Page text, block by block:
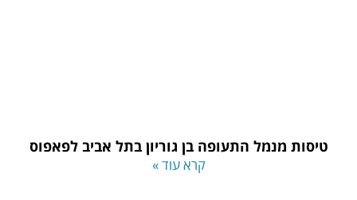
טיסות מנמל התעופה בן גוריון בתל אביב לפאפוס
קרא עוד »